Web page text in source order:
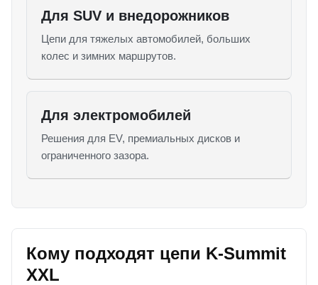
Для SUV и внедорожников
Цепи для тяжелых автомобилей, больших
колес и зимних маршрутов.
Для электромобилей
Решения для EV, премиальных дисков и
ограниченного зазора.
Кому подходят цепи K-Summit
XXL